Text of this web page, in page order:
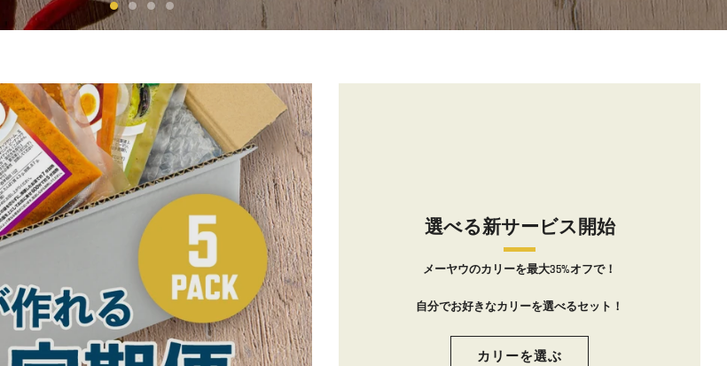
選べる新サービス開始
メーヤウのカリーを最大35%オフで！
自分でお好きなカリーを選べるセット！
カリーを選ぶ